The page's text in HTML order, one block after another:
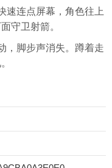
速连点屏幕，角色往上
守卫射箭。
，脚步声消失。蹲着走